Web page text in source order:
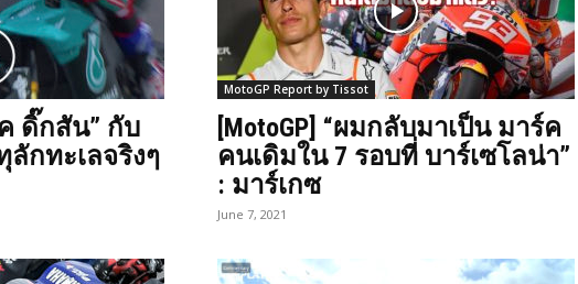
ดิ๊กสัน” กับ
ลักทะเลจริงๆ
MotoGP Report by Tissot
[MotoGP] “ผมกลับมาเป็น มาร์ค
คนเดิมใน 7 รอบที่ บาร์เซโลน่า”
: มาร์เกซ
June 7, 2021